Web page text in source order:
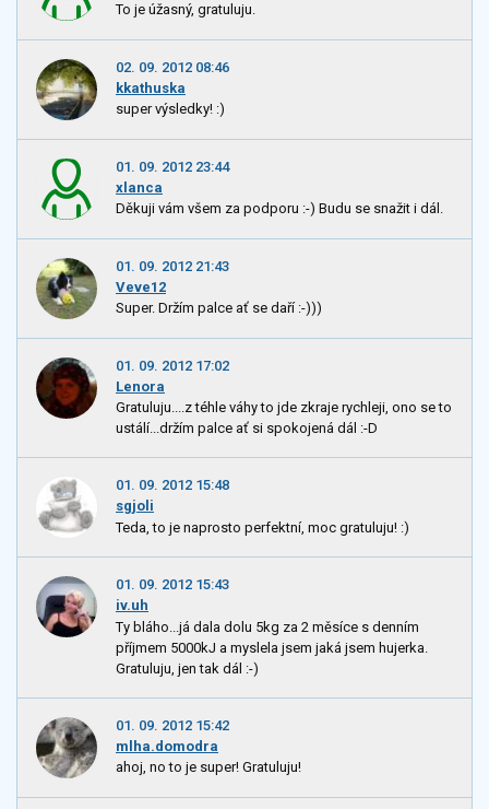
To je úžasný, gratuluju.
02. 09. 2012 08:46
kkathuska
super výsledky! :)
01. 09. 2012 23:44
xlanca
Děkuji vám všem za podporu :-) Budu se snažit i dál.
01. 09. 2012 21:43
Veve12
Super. Držím palce ať se daří :-)))
01. 09. 2012 17:02
Lenora
Gratuluju....z téhle váhy to jde zkraje rychleji, ono se to
ustálí...držím palce ať si spokojená dál :-D
01. 09. 2012 15:48
sgjoli
Teda, to je naprosto perfektní, moc gratuluju! :)
01. 09. 2012 15:43
iv.uh
Ty bláho...já dala dolu 5kg za 2 měsíce s denním
příjmem 5000kJ a myslela jsem jaká jsem hujerka.
Gratuluju, jen tak dál :-)
01. 09. 2012 15:42
mlha.domodra
ahoj, no to je super! Gratuluju!